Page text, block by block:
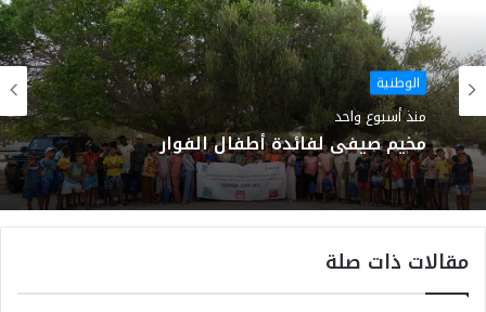
الوطنية
منذ أسبوع واحد
مخيم صيفي لفائدة أطفال الفوار
مقالات ذات صلة